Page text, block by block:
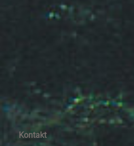
Kontakt